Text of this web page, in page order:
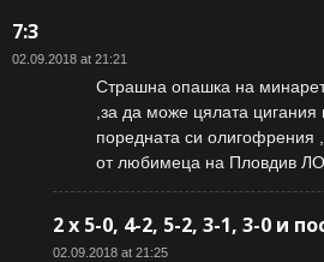
7:3
02.09.2018 at 21:21
Страшна опашка на
,за да може цялата
поредната си олигофрения
от любимеца на Пловдив
2 x 5-0, 4-2, 5-2, 3-1, 3-0 и
02.09.2018 at 21:25